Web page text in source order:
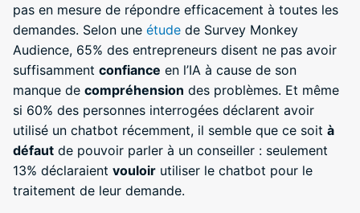
pas en mesure de répondre efficacement à toutes les
demandes. Selon une étude de Survey Monkey
Audience, 65% des entrepreneurs disent ne pas avoir
suffisamment confiance en l’IA à cause de son
manque de compréhension des problèmes. Et même
si 60% des personnes interrogées déclarent avoir
utilisé un chatbot récemment, il semble que ce soit à
défaut de pouvoir parler à un conseiller : seulement
13% déclaraient vouloir utiliser le chatbot pour le
traitement de leur demande.